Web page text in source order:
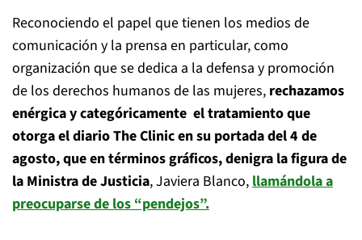
Reconociendo el papel que tienen los medios de
comunicación y la prensa en particular, como
organización que se dedica a la defensa y promoción
de los derechos humanos de las mujeres, rechazamos
enérgica y categóricamente el tratamiento que
otorga el diario The Clinic en su portada del 4 de
agosto, que en términos gráficos, denigra la figura de
la Ministra de Justicia, Javiera Blanco,llamándola a
preocuparse de los “pendejos”.